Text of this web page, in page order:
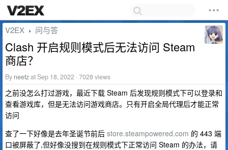
V2EX › 问与答
Clash 开启规则模式后无法访问 Steam
商店？
By neetzat Sep 18, 2022 · 7028 views
之前没怎么打过游戏，最近下载 Steam 后发现规则模式下可以登录和
查看游戏库，但是无法访问游戏商店。只有开启全局代理后才能正常
访问
查了一下好像是去年圣诞节前后 store.steampowered.com 的 443 端
口被屏蔽了,但好像没搜到在规则模式下正常访问 Steam 的办法，请